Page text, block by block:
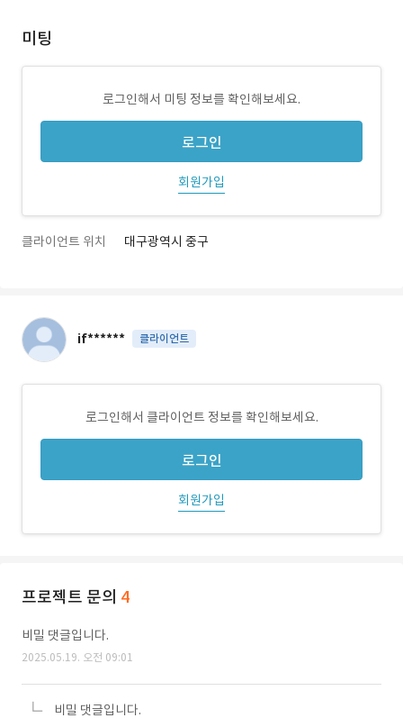
미팅
로그인해서 미팅 정보를 확인해보세요.
로그인
회원가입
클라이언트 위치 대구광역시 중구
if****** 클라이언트
로그인해서 클라이언트 정보를 확인해보세요.
로그인
회원가입
프로젝트 문의 4
비밀 댓글입니다.
2025.05.19. 오전 09:01
비밀 댓글입니다.